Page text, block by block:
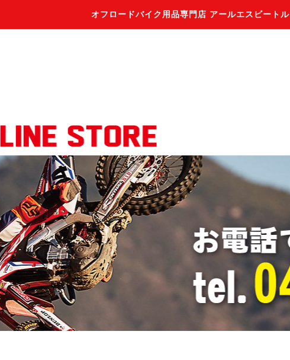
オフロードバイク用品専門店 アールエスビートル